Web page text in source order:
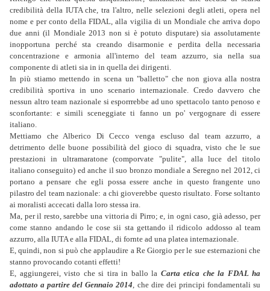
credibilità della IUTA che, tra l'altro, nelle selezioni degli atleti, opera nel
nome e per conto della FIDAL, alla vigilia di un Mondiale che arriva dopo
due anni (il Mondiale 2013 non si è potuto disputare) sia assolutamente
inopportuna perché sta creando disarmonie e perdita della necessaria
concentrazione e armonia all'interno del team azzurro, sia nella sua
componente di atleti sia in in quella dei dirigenti.
In più stiamo mettendo in scena un "balletto" che non giova alla nostra
credibilità sportiva in uno scenario internazionale. Credo davvero che
nessun altro team nazionale si esporrrebbe ad uno spettacolo tanto penoso e
sconfortante: e simili sceneggiate ti fanno un po' vergognare di essere
italiano.
Mettiamo che Alberico Di Cecco venga escluso dal team azzurro, a
detrimento delle buone possibilità del gioco di squadra, visto che le sue
prestazioni in ultramaratone (comporvate "pulite", alla luce del titolo
italiano conseguito) ed anche il suo bronzo mondiale a Seregno nel 2012, ci
portano a pensare che egli possa essere anche in questo frangente uno
pilastro del team nazionale: a chi gioverebbe questo risultato. Forse soltanto
ai moralisti accecati dalla loro stessa ira.
Ma, per il resto, sarebbe una vittoria di Pirro; e, in ogni caso, già adesso, per
come stanno andando le cose sii sta gettando il ridicolo addosso al team
azzurro, alla IUTA e alla FIDAL, di fornte ad una platea internazionale.
E, quindi, non si può che applaudire a Re Giorgio per le sue esternazioni che
stanno provocando cotanti effetti!
E, aggiungerei, visto che si tira in ballo la Carta etica che la FDAL ha
adottato a partire del Gennaio 2014, che dire dei principi fondamentali su